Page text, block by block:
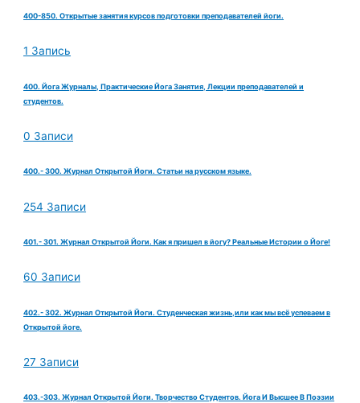
400-850. Открытые занятия курсов подготовки преподавателей йоги.
1 Запись
400. Йога Журналы, Практические Йога Занятия, Лекции преподавателей и
студентов.
0 Записи
400.- 300. Журнал Открытой Йоги. Статьи на русском языке.
254 Записи
401.- 301. Журнал Открытой Йоги. Как я пришел в йогу? Реальные Истории о Йоге!
60 Записи
402.- 302. Журнал Открытой Йоги. Студенческая жизнь,или как мы всё успеваем в
Открытой йоге.
27 Записи
403.-303. Журнал Открытой Йоги. Творчество Студентов. Йога И Высшее В Поэзии